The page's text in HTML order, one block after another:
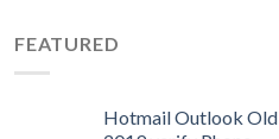
FEATURED
Hotmail Outlook Old